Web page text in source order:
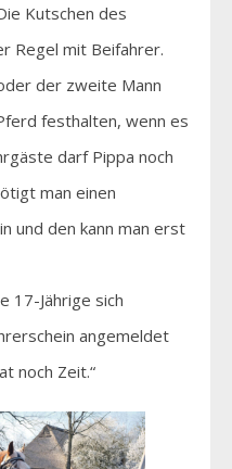
Kutschen des
Regel mit Beifahrer.
der zweite Mann
festhalten, wenn es
darf Pippa noch
man einen
und den kann man erst
17-Jährige sich
angemeldet
noch Zeit.“